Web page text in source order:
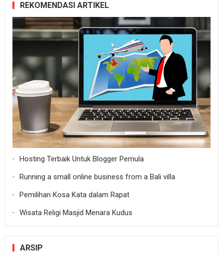
REKOMENDASI ARTIKEL
Hosting Terbaik Untuk Blogger Pemula
Running a small online business from a Bali villa
Pemilihan Kosa Kata dalam Rapat
Wisata Religi Masjid Menara Kudus
ARSIP